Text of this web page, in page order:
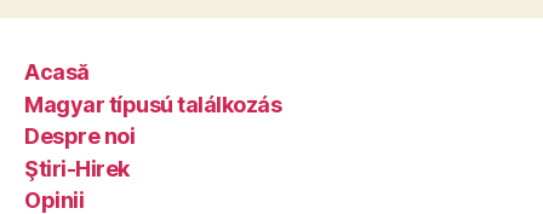
Acasă
Magyar típusú találkozás
Despre noi
Ştiri-Hirek
Opinii